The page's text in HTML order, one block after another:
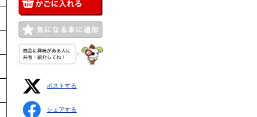
ポストする
シェアする